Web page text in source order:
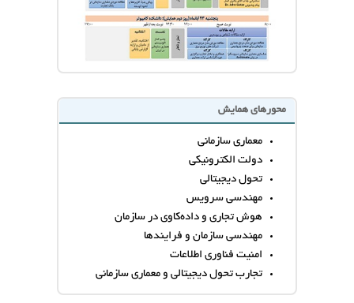
محورهای همایش
معماری سازمانی
دولت الکترونیکی
تحول دیجیتالی
مهندسی سرویس
هوش تجاری و داده‌کاوی در سازمان
مهندسی سازمان و فرایندها
امنیت فناوری اطلاعات
تجارب تحول دیجیتالی و معماری سازمانی